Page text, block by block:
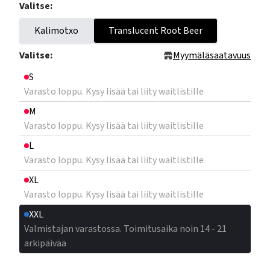
Valitse:
Kalimotxo
Translucent Root Beer
Valitse:
Myymäläsaatavuus
S
Varasto loppu. Kysy lisää tai liity waitlistille
M
Varasto loppu. Kysy lisää tai liity waitlistille
L
Varasto loppu. Kysy lisää tai liity waitlistille
XL
Varasto loppu. Kysy lisää tai liity waitlistille
XXL
Valmistajan varastossa. Toimitusaika noin 14 - 21
arkipäivää